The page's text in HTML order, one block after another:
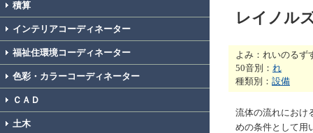
積算
インテリアコーディネーター
福祉住環境コーディネーター
色彩・カラーコーディネーター
ＣＡＤ
土木
レイノル
よみ：れいのるず
50音別： れ
種類別： 設備
流体の流れにおけ
めの条件として用